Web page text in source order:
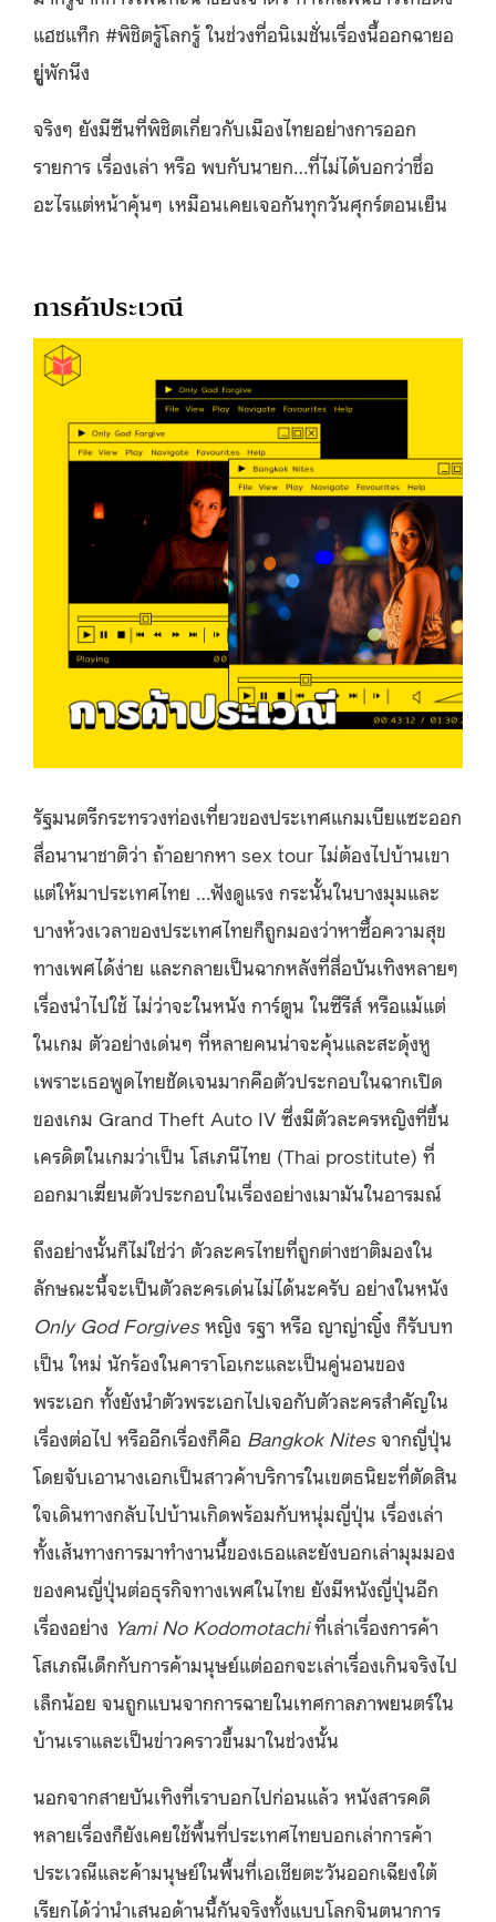
แฮชแท็ก #พิชิตรู้โลกรู้ ในช่วงที่อนิเมชั่นเรื่องนี้ออกฉายอ
ยูู่พักนึง
จริงๆ ยังมีซีนที่พิชิตเกี่ยวกับเมืองไทยอย่างการออก
รายการ เรื่องเล่า หรือ พบกับนายก…ที่ไม่ได้บอกว่าชื่อ
อะไรแต่หน้าคุ้นๆ เหมือนเคยเจอกันทุกวันศุกร์ตอนเย็น
การค้าประเวณี
รัฐมนตรีกระทรวงท่องเที่ยวของประเทศแกมเบียแซะออก
สื่อนานาชาติว่า ถ้าอยากหา sex tour ไม่ต้องไปบ้านเขา
แต่ให้มาประเทศไทย …ฟังดูแรง กระนั้นในบางมุมและ
บางห้วงเวลาของประเทศไทยก็ถูกมองว่าหาซื้อความสุข
ทางเพศได้ง่าย และกลายเป็นฉากหลังที่สื่อบันเทิงหลายๆ
เรื่องนำไปใช้ ไม่ว่าจะในหนัง การ์ตูน ในซีรีส์ หรือแม้แต่
ในเกม ตัวอย่างเด่นๆ ที่หลายคนน่าจะคุ้นและสะดุ้งหู
เพราะเธอพูดไทยชัดเจนมากคือตัวประกอบในฉากเปิด
ของเกม Grand Theft Auto IV ซึ่งมีตัวละครหญิงที่ขึ้น
เครดิตในเกมว่าเป็น โสเภนีไทย (Thai prostitute) ที่
ออกมาเฆี่ยนตัวประกอบในเรื่องอย่างเมามันในอารมณ์
ถึงอย่างนั้นก็ไม่ใช่ว่า ตัวละครไทยที่ถูกต่างชาติมองใน
ลักษณะนี้จะเป็นตัวละครเด่นไม่ได้นะครับ อย่างในหนัง
Only God Forgivesหญิง รฐา หรือ ญาญ่าญิ๋ง ก็รับบท
เป็น ใหม่ นักร้องในคาราโอเกะและเป็นคู่นอนของ
พระเอก ทั้งยังนำตัวพระเอกไปเจอกับตัวละครสำคัญใน
เรื่องต่อไป หรืออีกเรื่องก็คือ Bangkok Nitesจากญี่ปุ่น
โดยจับเอานางเอกเป็นสาวค้าบริการในเขตธนิยะที่ตัดสิน
ใจเดินทางกลับไปบ้านเกิดพร้อมกับหนุ่มญี่ปุ่น เรื่องเล่า
ทั้งเส้นทางการมาทำงานนี้ของเธอและยังบอกเล่ามุมมอง
ของคนญี่ปุ่นต่อธุรกิจทางเพศในไทย ยังมีหนังญี่ปุ่นอีก
เรื่องอย่าง Yami No Kodomotachiที่เล่าเรื่องการค้า
โสเภณีเด็กกับการค้ามนุษย์แต่ออกจะเล่าเรื่องเกินจริงไป
เล็กน้อย จนถูกแบนจากการฉายในเทศกาลภาพยนตร์ใน
บ้านเราและเป็นข่าวคราวขึ้นมาในช่วงนั้น
นอกจากสายบันเทิงที่เราบอกไปก่อนแล้ว หนังสารคดี
หลายเรื่องก็ยังเคยใช้พื้นที่ประเทศไทยบอกเล่าการค้า
ประเวณีและค้ามนุษย์ในพื้นที่เอเชียตะวันออกเฉียงใต้
เรียกได้ว่านำเสนอด้านนี้กันจริงทั้งแบบโลกจินตนาการ